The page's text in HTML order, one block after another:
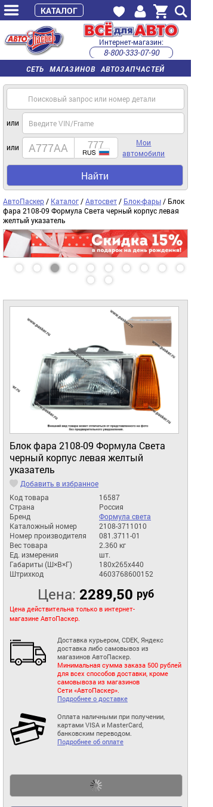
СЕТЬ МАГАЗИНОВ АВТОЗАПЧАСТЕЙ
Интернет-магазин:
8-800-333-07-90
часы работы с 9:00 до 22:00 (пн-пт)
или
или
Мои
автомобили
Найти
АвтоПаскер / Каталог /Автосвет / Блок-фары / Блок
фара 2108-09 Формула Света черный корпус левая
желтый указатель
Блок фара 2108-09 Формула Света
черный корпус левая желтый
указатель
Добавить в избранное
Код товара
16587
Страна
Россия
Бренд
Формула света
Каталожный номер
2108-3711010
Номер производителя
081.3711-01
Вес товара
2.360 кг
Ед. измерения
шт.
Габариты (Ш×В×Г)
180x265x440
Штрихкод
4603768600152
Цена: 2289,50 руб
Цена действительна только в интернет-
магазине АвтоПаскер.
Доставка курьером, CDEK, Яндекс
доставка либо самовывоз из
магазинов АвтоПаскер.
Минимальная сумма заказа 500 рублей
для всех способов доставки, кроме
самовывоза из магазинов
Сети «АвтоПаскер».
Подробнее о доставке
Оплата наличными при получении,
картами VISA и MasterCard,
банковским переводом.
Подробнее об оплате
КАТАЛОГ